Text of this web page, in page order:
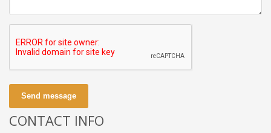
Send message
CONTACT INFO